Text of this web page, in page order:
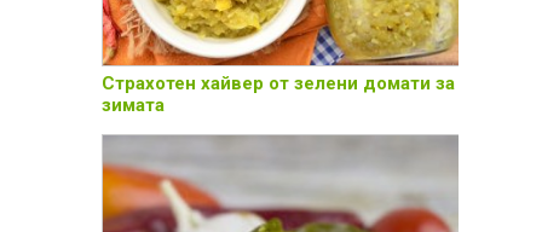
Страхотен хайвер от зелени домати за
зимата